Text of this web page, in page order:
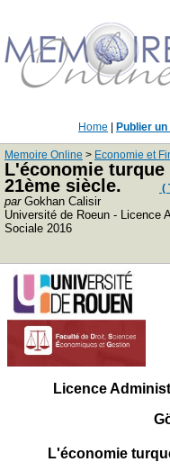
Home Publier
Memoire Online > Economie et
L'économie turque
21ème siècle.
(
parGokhan Calisir
Université de Roeun - Licence
Sociale 2016
Licence
L'économie